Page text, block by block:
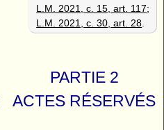
L.M. 2021, c. 15, art. 117;
L.M. 2021, c. 30, art. 28
PARTIE 2
ACTES RÉSERVÉS